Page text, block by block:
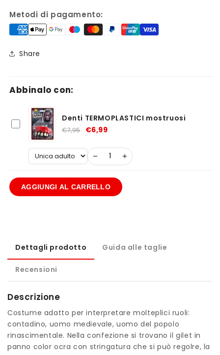
Metodi di pagamento:
Share
Abbinalo con:
Denti TERMOPLASTICI mostruosi
€7,95 €6,99
− +
AGGIUNGI AL CARRELLO
Dettagli prodotto Guida alle taglie
Recensioni
Descrizione
Costume adatto per interpretare molteplici ruoli:
contadino, uomo medievale, uomo del popolo
rinascimentale. Nella confezione si trovano il gilet in
panno color ocra con stringatura che si può regolre, la